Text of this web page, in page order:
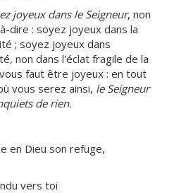
joyeux dans le Seigneur, non
dire : soyez joyeux dans la
; soyez joyeux dans
non dans l'éclat fragile de la
faut être joyeux : en tout
vous serez ainsi, le Seigneur
de rien.
en Dieu son refuge,
vers toi